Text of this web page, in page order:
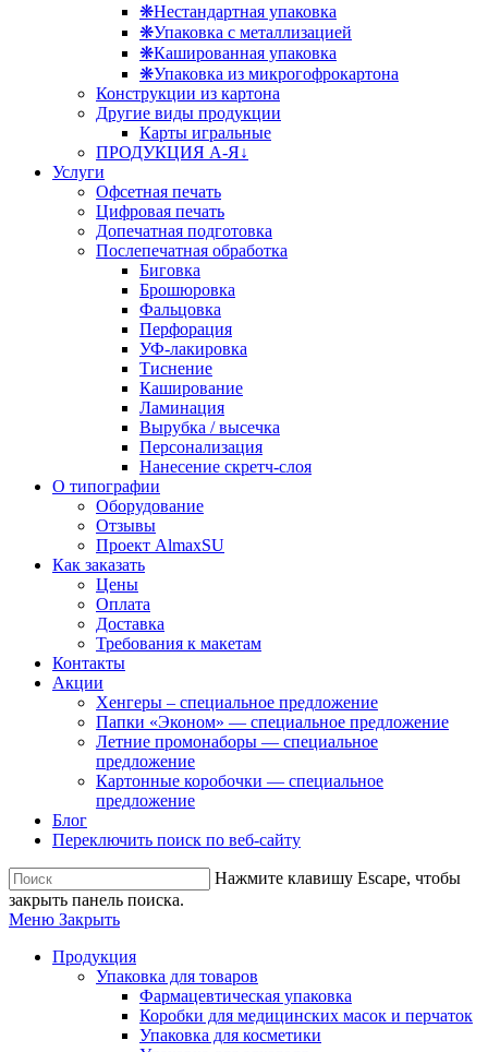
❋Нестандартная упаковка
❋Упаковка с металлизацией
❋Кашированная упаковка
❋Упаковка из микрогофрокартона
Конструкции из картона
Другие виды продукции
Карты игральные
ПРОДУКЦИЯ А-Я↓
Услуги
Офсетная печать
Цифровая печать
Допечатная подготовка
Послепечатная обработка
Биговка
Брошюровка
Фальцовка
Перфорация
УФ-лакировка
Тиснение
Каширование
Ламинация
Вырубка / высечка
Персонализация
Нанесение скретч-слоя
О типографии
Оборудование
Отзывы
Проект AlmaxSU
Как заказать
Цены
Оплата
Доставка
Требования к макетам
Контакты
Акции
Хенгеры – специальное предложение
Папки «Эконом» — специальное предложение
Летние промонаборы — специальное
предложение
Картонные коробочки — специальное
предложение
Блог
Переключить поиск по веб-сайту
Нажмите клавишу Escape, чтобы
закрыть панель поиска.
Меню Закрыть
Продукция
Упаковка для товаров
Фармацевтическая упаковка
Коробки для медицинских масок и перчаток
Упаковка для косметики